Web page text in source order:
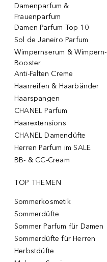
Damenparfum &
Frauenparfum
Damen Parfum Top 10
Sol de Janeiro Parfum
Wimpernserum & Wimpern-
Booster
Anti-Falten Creme
Haarreifen & Haarbänder
Haarspangen
CHANEL Parfum
Haarextensions
CHANEL Damendüfte
Herren Parfum im SALE
BB- & CC-Cream
TOP THEMEN
Sommerkosmetik
Sommerdüfte
Sommer Parfum für Damen
Sommerdüfte für Herren
Herbstdüfte